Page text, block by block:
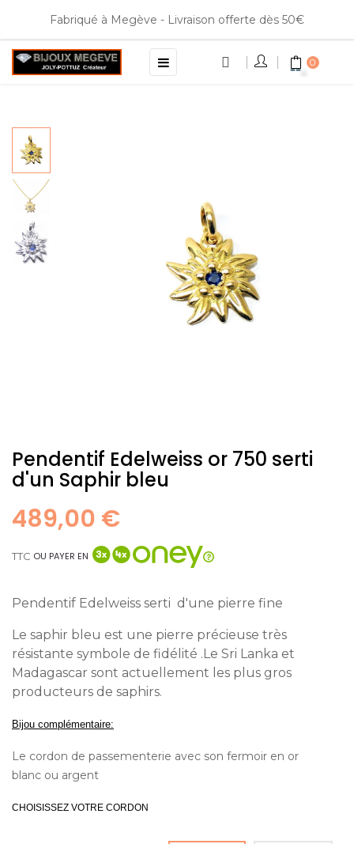
Fabriqué à Megève - Livraison offerte dès 50€
Basculer
la
☰ 0
Pendentif Edelweiss or 750 serti
d'un Saphir bleu
489,00 €
TTC OU PAYER EN
Pendentif Edelweiss serti d'une pierre fine
Le saphir bleu est une pierre précieuse très
résistante symbole de fidélité .Le Sri Lanka et
Madagascar sont actuellement les plus gros
producteurs de saphirs.
Bijou complémentaire:
Le cordon de passementerie avec son fermoir en or
blanc ou argent
CHOISISSEZ VOTRE CORDON